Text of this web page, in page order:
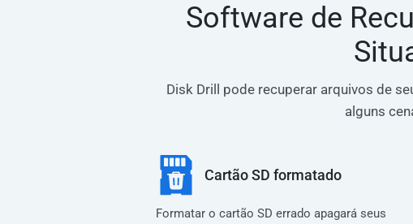
Software de
Disk Drill pode recuperar arquivos de
alguns
Cartão SD formatado
Formatar o cartão SD errado apagará seus